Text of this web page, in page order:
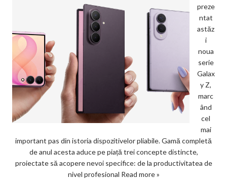
preze
ntat
astăz
i
noua
serie
Galax
y Z,
marc
ând
cel
mai
important pas din istoria dispozitivelor pliabile. Gamă completă
de anul acesta aduce pe piață trei concepte distincte,
proiectate să acopere nevoi specifice: de la productivitatea de
nivel profesional Read more »